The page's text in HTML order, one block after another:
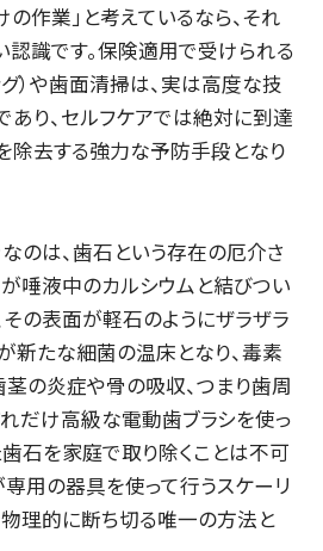
作業」と考えているなら、それ
認識です。保険適用で受けられる
）や歯面清掃は、実は高度な技
り、セルフケアでは絶対に到達
除去する強力な予防手段となり
のは、歯石という存在の厄介さ
が唾液中のカルシウムと結びつい
の表面が軽石のようにザラザラ
新たな細菌の温床となり、毒素
の炎症や骨の吸収、つまり歯周
だけ高級な電動歯ブラシを使っ
石を家庭で取り除くことは不可
用の器具を使って行うスケーリ
物理的に断ち切る唯一の方法と